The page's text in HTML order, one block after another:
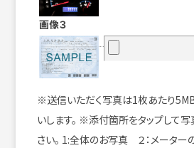
画像３
※送信いただく写真は1枚あたり
いします。 ※添付箇所をタップして
さい。 1:全体のお写真 ２：メータ